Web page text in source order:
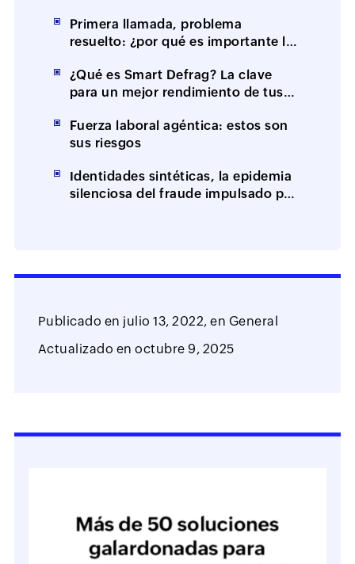
Primera llamada, problema
resuelto: ¿por qué es importante la
(FCR)?
¿Qué es Smart Defrag? La clave
para un mejor rendimiento de tus
Fuerza laboral agéntica: estos son
sus riesgos
Identidades sintéticas, la epidemia
silenciosa del fraude impulsado por
Publicado en julio 13, 2022, en General
Actualizado enoctubre 9, 2025